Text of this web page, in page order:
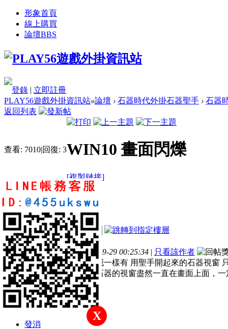
形象首頁
線上購買
論壇BBS
登錄 | 立即註冊
PLAY56遊戲外掛資訊站»論壇 › 石器時代外掛石器聖手 › 石器
返回列表
查看: 7010|回復: 3WIN10 畫面閃爍
[複製鏈接]
bill22868608
2
主
題
帖
子
積
分
新手上路
積分
26
發消
電梯直達
樓主
發表於 2018-9-29 00:25:34 | 只看該作者
有沒有大大跟我一樣有 用聖手開起來的石器視窗
來，沒想到，石器的視窗盡然一直在畫面上面，
X